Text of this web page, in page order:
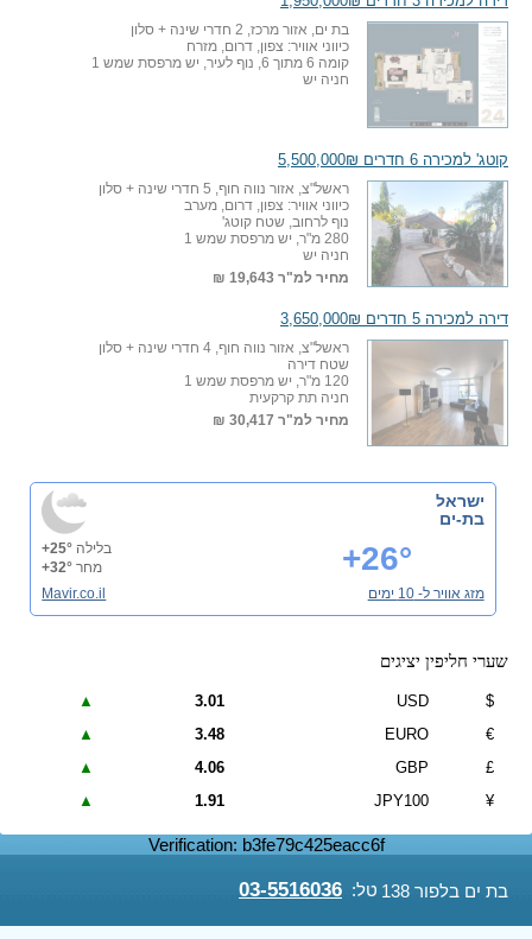
בת ים בלפור 138 טל: 03-5516036
בת ים, אזור מרכז, 2 חדרי שינה + סלון
כיווני אוויר: צפון, דרום, מזרח
קומה 6 מתוך 6, נוף לעיר, יש מרפסת שמש 1
חניה יש
קוטג' למכירה 6 חדרים 5,500,000₪
ראשל"צ, אזור נווה חוף, 5 חדרי שינה + סלון
כיווני אוויר: צפון, דרום, מערב
נוף לרחוב, שטח קוטג'
280 מ"ר, יש מרפסת שמש 1
חניה יש
מחיר למ"ר 19,643 ₪
דירה למכירה 5 חדרים 3,650,000₪
ראשל"צ, אזור נווה חוף, 4 חדרי שינה + סלון
שטח דירה
120 מ"ר, יש מרפסת שמש 1
חניה תת קרקעית
מחיר למ"ר 30,417 ₪
ישראל
בת-ים
+26° בלילה +25°
מחר +32°
מזג אוויר ל- 10 ימים
Mavir.co.il
שערי חליפין יציגים
$
USD
3.01
▲
€
EURO
3.48
▲
£
GBP
4.06
▲
¥
JPY100
1.91
▲
Verification: b3fe79c425eacc6f